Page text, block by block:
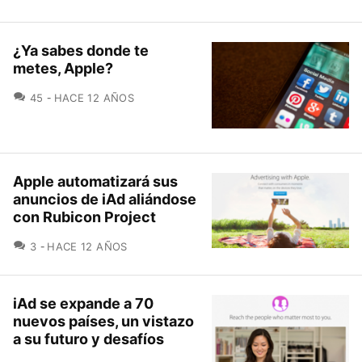
¿Ya sabes donde te
metes, Apple?
45 COMENTARIOS
HACE 12 AÑOS
Apple automatizará sus
anuncios de iAd aliándose
con Rubicon Project
3 COMENTARIOS
HACE 12 AÑOS
iAd se expande a 70
nuevos países, un vistazo
a su futuro y desafíos